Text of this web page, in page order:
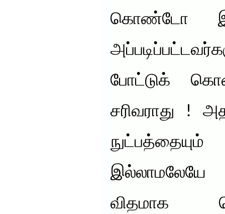
கொண்டோ
போட்டுக்
சரிவராது !
இல்லாமலேயே
விதமாக